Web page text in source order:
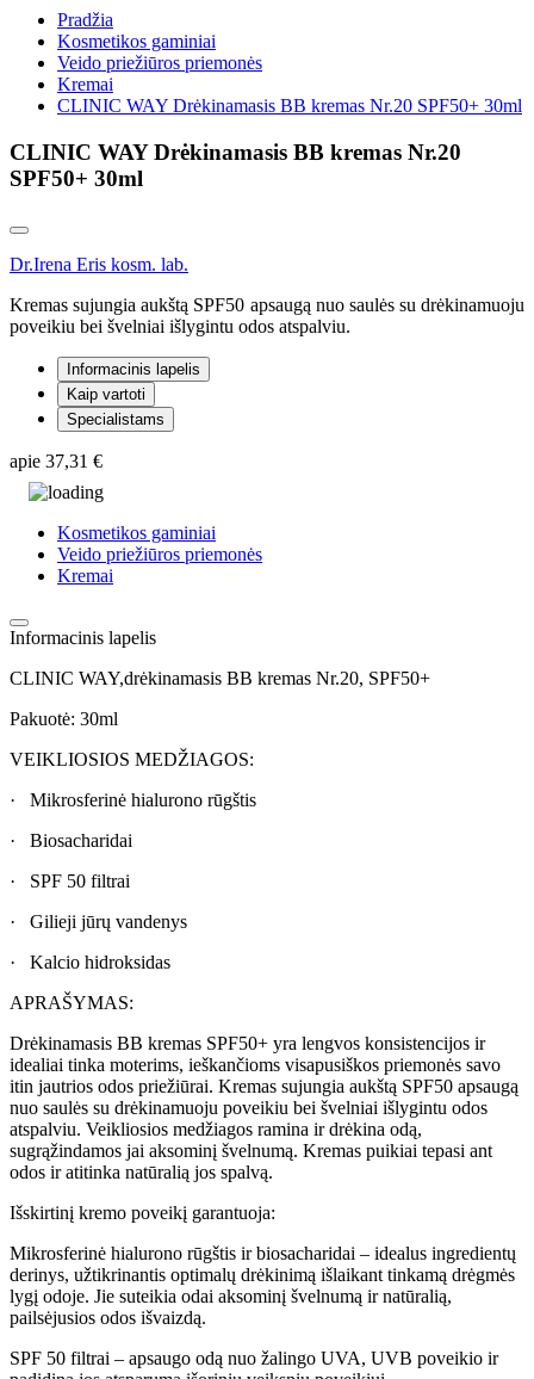
Pradžia
Kosmetikos gaminiai
Veido priežiūros priemonės
Kremai
CLINIC WAY Drėkinamasis BB kremas Nr.20 SPF50+ 30ml
CLINIC WAY Drėkinamasis BB kremas Nr.20
SPF50+ 30ml
Dr.Irena Eris kosm. lab.
Kremas sujungia aukštą SPF50 apsaugą nuo saulės su drėkinamuoju
poveikiu bei švelniai išlygintu odos atspalviu.
Informacinis lapelis
Kaip vartoti
Specialistams
apie 37,31 €
Kosmetikos gaminiai
Veido priežiūros priemonės
Kremai
Informacinis lapelis
CLINIC WAY,drėkinamasis BB kremas Nr.20, SPF50+
Pakuotė: 30ml
VEIKLIOSIOS MEDŽIAGOS:
· Mikrosferinė hialurono rūgštis
· Biosacharidai
· SPF 50 filtrai
· Gilieji jūrų vandenys
· Kalcio hidroksidas
APRAŠYMAS:
Drėkinamasis BB kremas SPF50+ yra lengvos konsistencijos ir
idealiai tinka moterims, ieškančioms visapusiškos priemonės savo
itin jautrios odos priežiūrai. Kremas sujungia aukštą SPF50 apsaugą
nuo saulės su drėkinamuoju poveikiu bei švelniai išlygintu odos
atspalviu. Veikliosios medžiagos ramina ir drėkina odą,
sugrąžindamos jai aksominį švelnumą. Kremas puikiai tepasi ant
odos ir atitinka natūralią jos spalvą.
Išskirtinį kremo poveikį garantuoja:
Mikrosferinė hialurono rūgštis ir biosacharidai – idealus ingredientų
derinys, užtikrinantis optimalų drėkinimą išlaikant tinkamą drėgmės
lygį odoje. Jie suteikia odai aksominį švelnumą ir natūralią,
pailsėjusios odos išvaizdą.
SPF 50 filtrai – apsaugo odą nuo žalingo UVA, UVB poveikio ir